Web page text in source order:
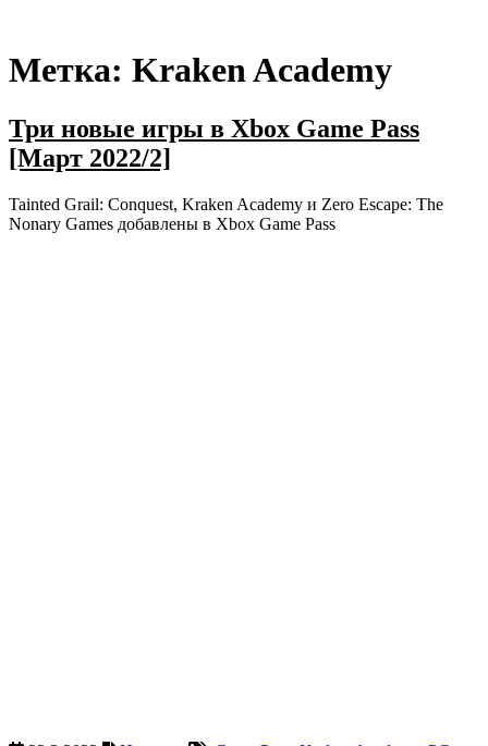
Метка: Kraken Academy
Три новые игры в Xbox Game Pass
[Март 2022/2]
Tainted Grail: Conquest, Kraken Academy и Zero Escape: The
Nonary Games добавлены в Xbox Game Pass